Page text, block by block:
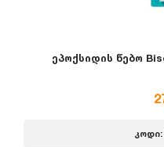
ეპოქსიდის წებო
კოდი: